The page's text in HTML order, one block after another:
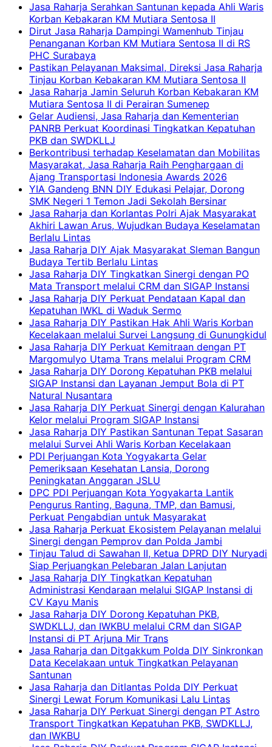
Jasa Raharja Serahkan Santunan kepada Ahli Waris
Korban Kebakaran KM Mutiara Sentosa II
Dirut Jasa Raharja Dampingi Wamenhub Tinjau
Penanganan Korban KM Mutiara Sentosa II di RS
PHC Surabaya
Pastikan Pelayanan Maksimal, Direksi Jasa Raharja
Tinjau Korban Kebakaran KM Mutiara Sentosa II
Jasa Raharja Jamin Seluruh Korban Kebakaran KM
Mutiara Sentosa II di Perairan Sumenep
Gelar Audiensi, Jasa Raharja dan Kementerian
PANRB Perkuat Koordinasi Tingkatkan Kepatuhan
PKB dan SWDKLLJ
Berkontribusi terhadap Keselamatan dan Mobilitas
Masyarakat, Jasa Raharja Raih Penghargaan di
Ajang Transportasi Indonesia Awards 2026
YIA Gandeng BNN DIY Edukasi Pelajar, Dorong
SMK Negeri 1 Temon Jadi Sekolah Bersinar
Jasa Raharja dan Korlantas Polri Ajak Masyarakat
Akhiri Lawan Arus, Wujudkan Budaya Keselamatan
Berlalu Lintas
Jasa Raharja DIY Ajak Masyarakat Sleman Bangun
Budaya Tertib Berlalu Lintas
Jasa Raharja DIY Tingkatkan Sinergi dengan PO
Mata Transport melalui CRM dan SIGAP Instansi
Jasa Raharja DIY Perkuat Pendataan Kapal dan
Kepatuhan IWKL di Waduk Sermo
Jasa Raharja DIY Pastikan Hak Ahli Waris Korban
Kecelakaan melalui Survei Langsung di Gunungkidul
Jasa Raharja DIY Perkuat Kemitraan dengan PT
Margomulyo Utama Trans melalui Program CRM
Jasa Raharja DIY Dorong Kepatuhan PKB melalui
SIGAP Instansi dan Layanan Jemput Bola di PT
Natural Nusantara
Jasa Raharja DIY Perkuat Sinergi dengan Kalurahan
Kelor melalui Program SIGAP Instansi
Jasa Raharja DIY Pastikan Santunan Tepat Sasaran
melalui Survei Ahli Waris Korban Kecelakaan
PDI Perjuangan Kota Yogyakarta Gelar
Pemeriksaan Kesehatan Lansia, Dorong
Peningkatan Anggaran JSLU
DPC PDI Perjuangan Kota Yogyakarta Lantik
Pengurus Ranting, Baguna, TMP, dan Bamusi,
Perkuat Pengabdian untuk Masyarakat
Jasa Raharja Perkuat Ekosistem Pelayanan melalui
Sinergi dengan Pemprov dan Polda Jambi
Tinjau Talud di Sawahan II, Ketua DPRD DIY Nuryadi
Siap Perjuangkan Pelebaran Jalan Lanjutan
Jasa Raharja DIY Tingkatkan Kepatuhan
Administrasi Kendaraan melalui SIGAP Instansi di
CV Kayu Manis
Jasa Raharja DIY Dorong Kepatuhan PKB,
SWDKLLJ, dan IWKBU melalui CRM dan SIGAP
Instansi di PT Arjuna Mir Trans
Jasa Raharja dan Ditgakkum Polda DIY Sinkronkan
Data Kecelakaan untuk Tingkatkan Pelayanan
Santunan
Jasa Raharja dan Ditlantas Polda DIY Perkuat
Sinergi Lewat Forum Komunikasi Lalu Lintas
Jasa Raharja DIY Perkuat Sinergi dengan PT Astro
Transport Tingkatkan Kepatuhan PKB, SWDKLLJ,
dan IWKBU